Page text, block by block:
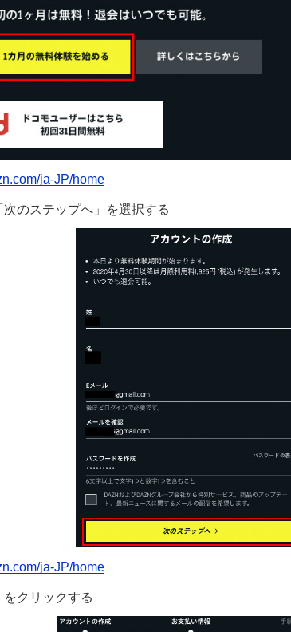
ja-JP/home
のステップへ」を選択する
ja-JP/home
クリックする